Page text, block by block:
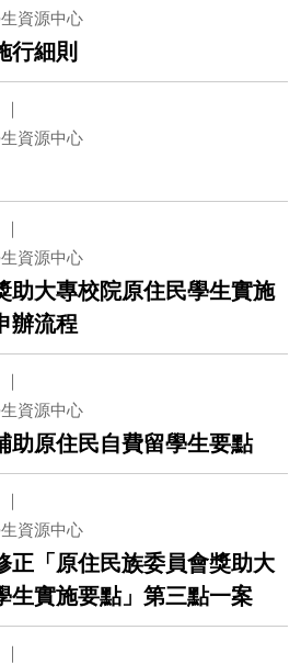
資源中心
行細則
資源中心
資源中心
助大專校院原住民學生實施
辦流程
資源中心
助原住民自費留學生要點
資源中心
正「原住民族委員會獎助大
生實施要點」第三點一案